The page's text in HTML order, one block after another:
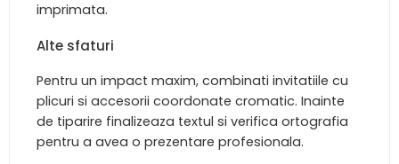
imprimata.
Alte sfaturi
Pentru un impact maxim, combinati invitatiile cu
plicuri si accesorii coordonate cromatic. Inainte
de tiparire finalizeaza textul si verifica ortografia
pentru a avea o prezentare profesionala.